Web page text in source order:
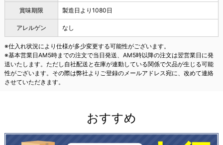
賞味期限 製造日より1080日
アレルゲン なし
※仕入れ状況により仕様が多少変更する可能性がございます。
※基本営業日AM5時までの注文で当日発送、AM5時以降の注文は翌営業日に発
送いたします。ただし自社配送と在庫が連動している関係で欠品が生じる可能
性がございます。その際は弊社よりご登録のメールアドレス宛に、改めて連絡
させていただきます。
おすすめ